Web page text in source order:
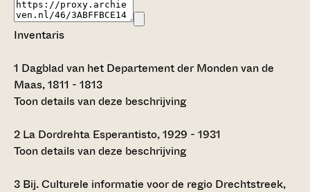
Inventaris
1 Dagblad van het Departement der Monden van de
Maas, 1811 - 1813
Toon details van deze beschrijving
2 La Dordrehta Esperantisto, 1929 - 1931
Toon details van deze beschrijving
3 Bij. Culturele informatie voor de regio Drechtstreek,